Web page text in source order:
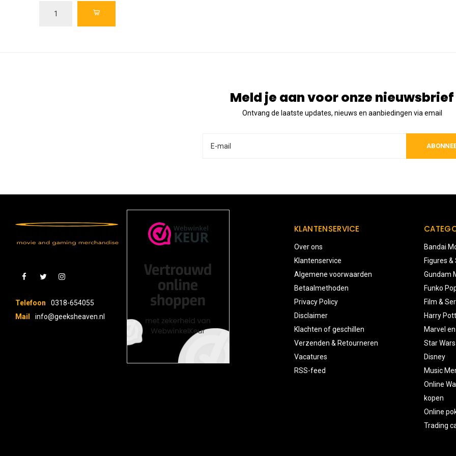
Meld je aan voor onze nieuwsbrief
Ontvang de laatste updates, nieuws en aanbiedingen via email
Telefoon
0318-654055
Mail
info@geeksheaven.nl
KLANTENSERVICE
Over ons
Klantenservice
Algemene voorwaarden
Betaalmethoden
Privacy Policy
Disclaimer
Klachten of geschillen
Verzenden & Retourneren
Vacatures
RSS-feed
Bandai
Figures
Gundam
Funko
Film &
Harry
Marvel en
Star Wars
Disney
Music
Online
kopen
Online
Trading